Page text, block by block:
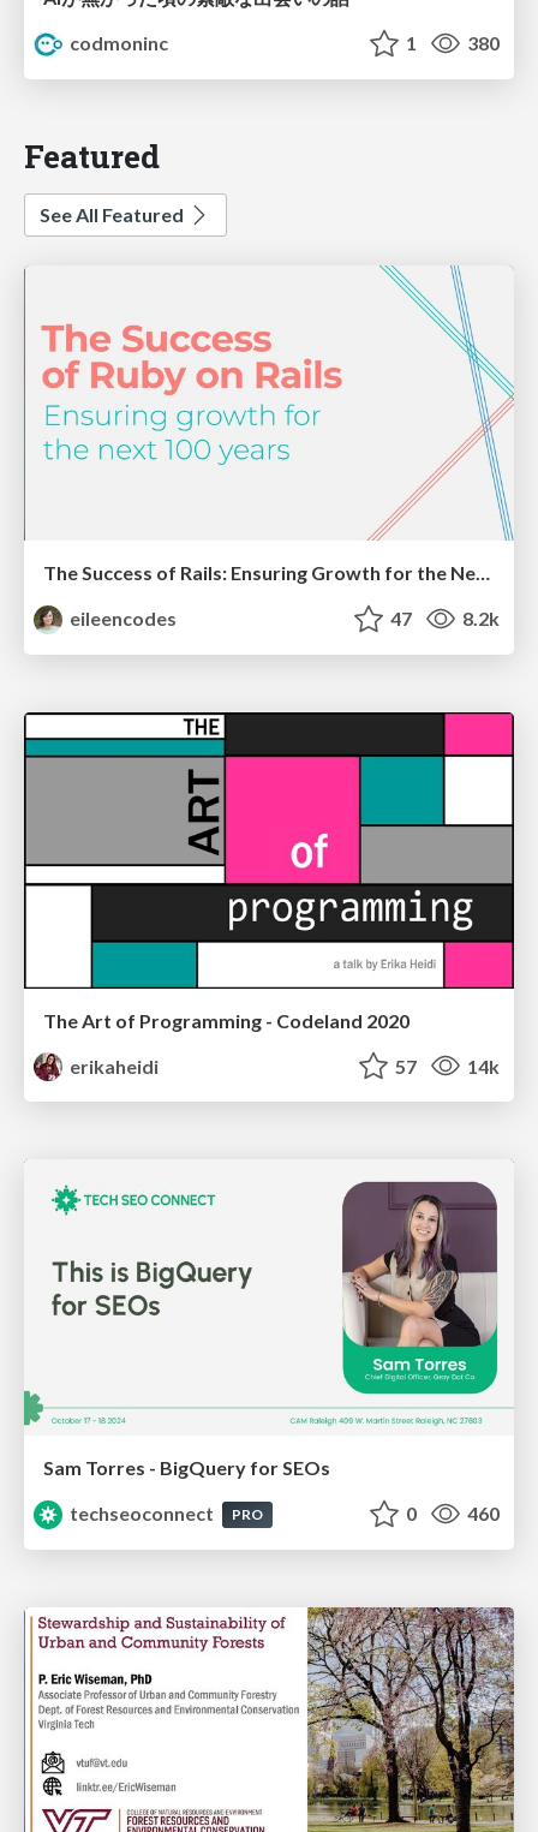
codmoninc
1 380
Featured
See All Featured
The Success of Rails: Ensuring Growth for the Next 100 Years
eileencodes
47 8.2k
The Art of Programming - Codeland 2020
erikaheidi
57 14k
Sam Torres - BigQuery for SEOs
techseoconnect
PRO 0 460